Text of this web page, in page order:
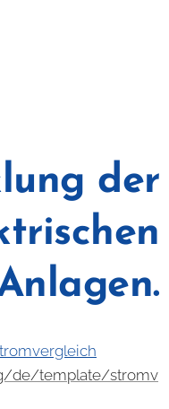
der
de/template/stromv